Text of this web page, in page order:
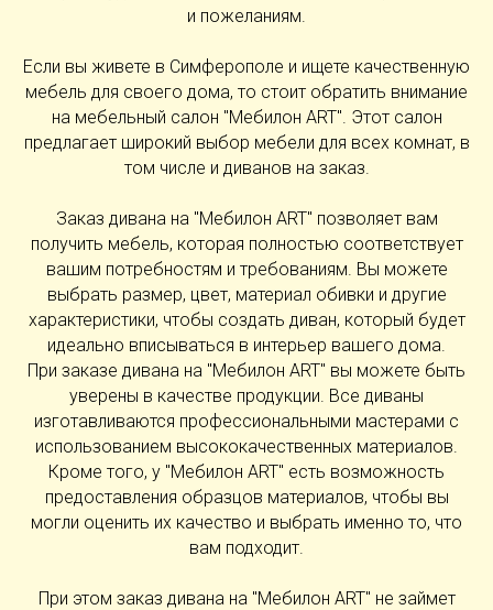
и пожеланиям.
Если вы живете в Симферополе и ищете качественную
мебель для своего дома, то стоит обратить внимание
на мебельный салон "Мебилон ART". Этот салон
предлагает широкий выбор мебели для всех комнат, в
том числе и диванов на заказ.
Заказ дивана на "Мебилон ART" позволяет вам
получить мебель, которая полностью соответствует
вашим потребностям и требованиям. Вы можете
выбрать размер, цвет, материал обивки и другие
характеристики, чтобы создать диван, который будет
идеально вписываться в интерьер вашего дома.
При заказе дивана на "Мебилон ART" вы можете быть
уверены в качестве продукции. Все диваны
изготавливаются профессиональными мастерами с
использованием высококачественных материалов.
Кроме того, у "Мебилон ART" есть возможность
предоставления образцов материалов, чтобы вы
могли оценить их качество и выбрать именно то, что
вам подходит.
При этом заказ дивана на "Мебилон ART" не займет